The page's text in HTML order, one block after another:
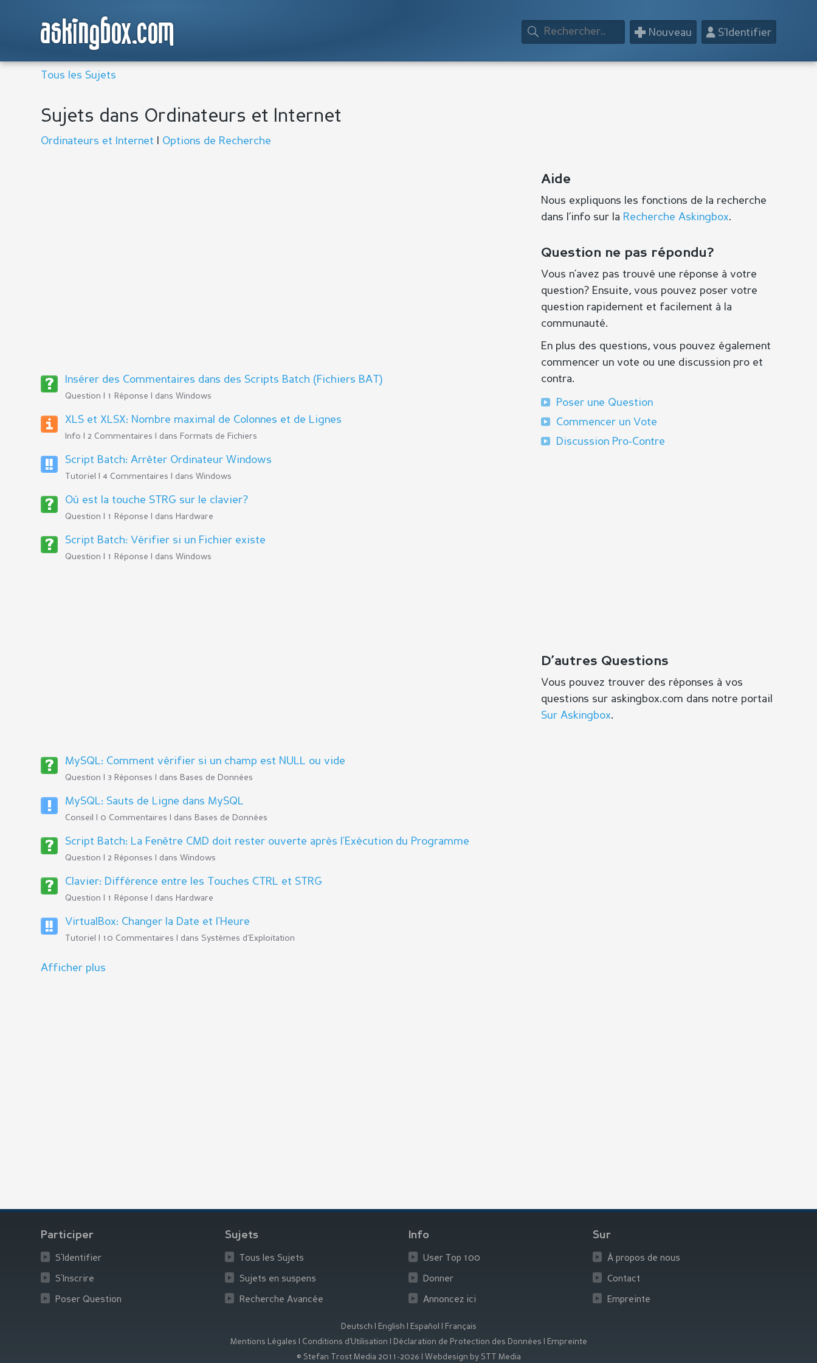
askingbox.com 👤S’Identifier
+ Nouveau
Tous les Sujets
Sujets dans Ordinateurs et Internet
Ordinateurs et Internet Options de Recherche
Insérer des Commentaires dans des Scripts Batch (Fichiers BAT)
Question | 1 Réponse | dans Windows
XLS et XLSX: Nombre maximal de Colonnes et de Lignes
Info | 2 Commentaires | dans Formats de Fichiers
Script Batch: Arrêter Ordinateur Windows
Tutoriel | 4 Commentaires | dans Windows
Où est la touche STRG sur le clavier?
Question | 1 Réponse | dans Hardware
Script Batch: Vérifier si un Fichier existe
Question | 1 Réponse | dans Windows
MySQL: Comment vérifier si un champ est NULL ou vide
Question | 3 Réponses | dans Bases de Données
MySQL: Sauts de Ligne dans MySQL
Conseil | 0 Commentaires | dans Bases de Données
Script Batch: La Fenêtre CMD doit rester ouverte après l'Exécution du Programme
Question | 2 Réponses | dans Windows
Clavier: Différence entre les Touches CTRL et STRG
Question | 1 Réponse | dans Hardware
VirtualBox: Changer la Date et l'Heure
Tutoriel | 10 Commentaires | dans Systèmes d’Exploitation
Afficher plus
Aide
Nous expliquons les fonctions de la recherche
dans l’info sur la Recherche Askingbox.
Question ne pas répondu?
Vous n’avez pas trouvé une réponse à votre
question? Ensuite, vous pouvez poser votre
question rapidement et facilement à la
communauté.
En plus des questions, vous pouvez également
commencer un vote ou une discussion pro et
contra.
Poser une Question
Commencer un Vote
Discussion Pro-Contre
D’autres Questions
Vous pouvez trouver des réponses à vos
questions sur askingbox.com dans notre portail
Sur Askingbox.
Participer
S’Identifier
S’Inscrire
Poser Question
Sujets
Tous les Sujets
Sujets en suspens
Recherche Avancée
Info
User Top 100
Donner
Annoncez ici
Sur
À propos de nous
Contact
Empreinte
Deutsch English Español
Français
Mentions Légales
Conditions d’Utilisation Déclaration de Protection des Données
Empreinte
© Stefan Trost Media 2011-2026
Webdesign by STT Media